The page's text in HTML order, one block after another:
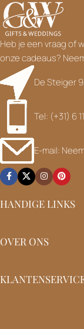
Heb je een vraag of
onze cadeaus?
De Steiger
Tel: (+31) 6
E-mail:
HANDIGE LINKS
OVER ONS